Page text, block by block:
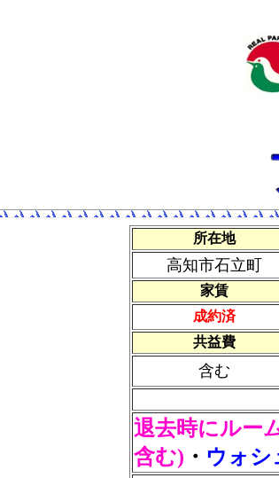
所在地
高知市石立町
家賃
成約済
共益費
含む
退去時にルー
含む) ・ ウォシ